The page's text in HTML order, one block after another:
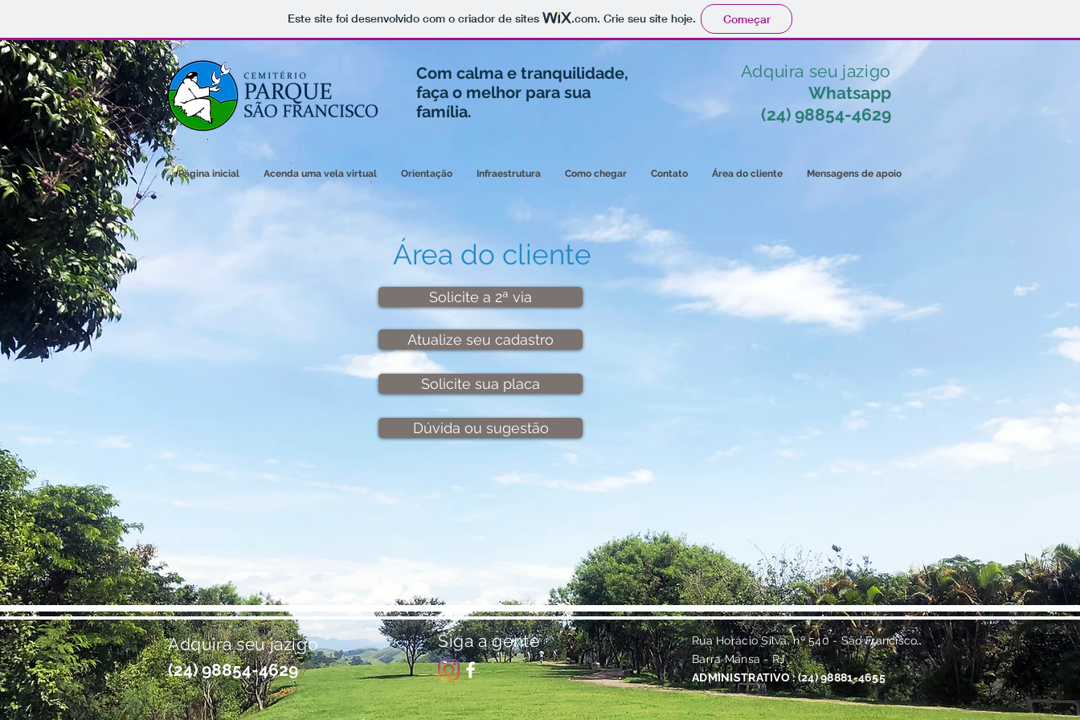
Este site foi desenvolvido com o criador de sites .com. Crie seu site hoje. Começar
Com calma e tranquilidade,
faça o melhor para sua
família.
Adquira seu jazigo
Whatsapp
(24) 98854-4629
Página inicial Acenda uma vela virtual Orientação Infraestrutura Como chegar Contato Área do cliente Mensagens de apoio
Área do cliente
Solicite a 2ª via
Atualize seu cadastro
Solicite sua placa
Dúvida ou sugestão
Adquira seu jazigo
(24) 98854-4629
Siga a gente
Rua Horácio Silva, nº 540 - São Francisco
Barra Mansa - RJ
ADMINISTRATIVO : (24) 98881-4655